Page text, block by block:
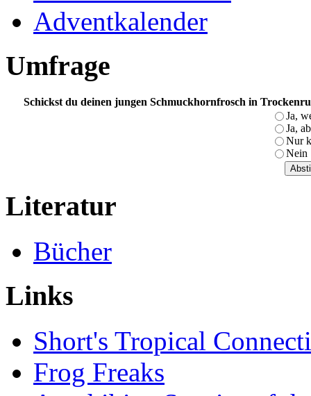
Adventkalender
Umfrage
Schickst du deinen jungen Schmuckhornfrosch in
Ja,
Ja,
Nur
Nein
Literatur
Bücher
Links
Short's Tropical
Frog Freaks